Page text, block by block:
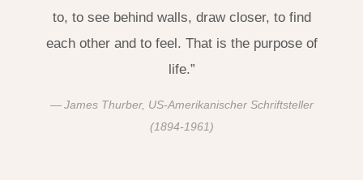
to, to see behind walls, draw closer, to find
each other and to feel. That is the purpose of
life.”
James Thurber, US-Amerikanischer Schriftsteller
(1894-1961)